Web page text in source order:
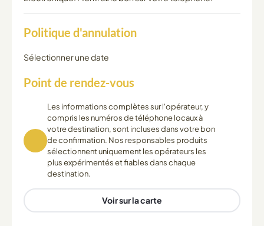
Politique d'annulation
Sélectionner une date
Point de rendez-vous
Les informations complètes sur l'opérateur, y
compris les numéros de téléphone locaux à
votre destination, sont incluses dans votre bon
de confirmation. Nos responsables produits
sélectionnent uniquement les opérateurs les
plus expérimentés et fiables dans chaque
destination.
Voir sur la carte